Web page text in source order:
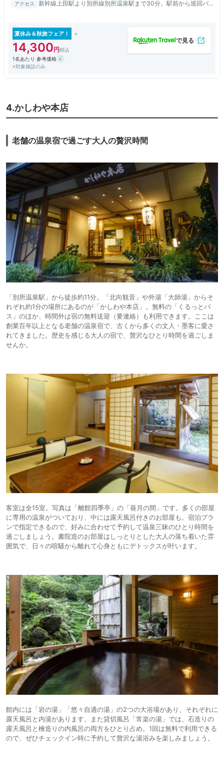
アクセス
新幹線上田駅より別所線別所温泉駅まで30分。駅前から巡回バ
夏休み＆秋旅フェア！
14,300
1名あたり 参考価格
※対象施設のみ
4.かしわや本店
老舗の温泉宿で過ごす大人の贅沢時間
「別所温泉駅」から徒歩約11分。「北向観音」や外湯「大師湯」からそ
れぞれ約1分の場所にあるのが「かしわや本店」。無料の「くるっとバ
ス」のほか、時間外は宿の無料送迎（要連絡）も利用できます。ここは
創業百年以上となる老舗の温泉宿で、古くから多くの文人・墨客に愛さ
れてきました。歴史を感じる大人の宿で、贅沢なひとり時間を過ごしま
せんか。
客室は全15室。写真は「離館四季亭」の「葵月の間」です。多くの部屋
に専用の温泉がついており、中には露天風呂付きのお部屋も。宿泊プラ
ンで指定できるので、好みに合わせて予約して温泉三昧のひとり時間を
過ごしましょう。書院造のお部屋はしっとりとした大人の落ち着いた雰
囲気で、日々の喧騒から離れて心身ともにデトックスが叶います。
館内には「岩の湯」「悠々自適の湯」の2つの大浴場があり、それぞれに
露天風呂と内湯があります。また貸切風呂「常楽の湯」では、石造りの
露天風呂と檜造りの内風呂の両方をひとり占め。1回は無料で利用できる
ので、ぜひチェックイン時に予約して贅沢な湯浴みを楽しみましょう。